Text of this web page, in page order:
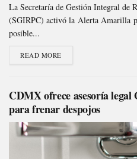
La Secretaría de Gestión Integral de
(SGIRPC) activó la Alerta Amarilla
posible...
READ MORE
CDMX ofrece asesoría
para frenar despojos